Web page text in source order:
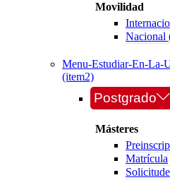
Movilidad
Nacional
Menu-Estudiar-En-La-
(item2)
Postgrado
Másteres
Matrícula